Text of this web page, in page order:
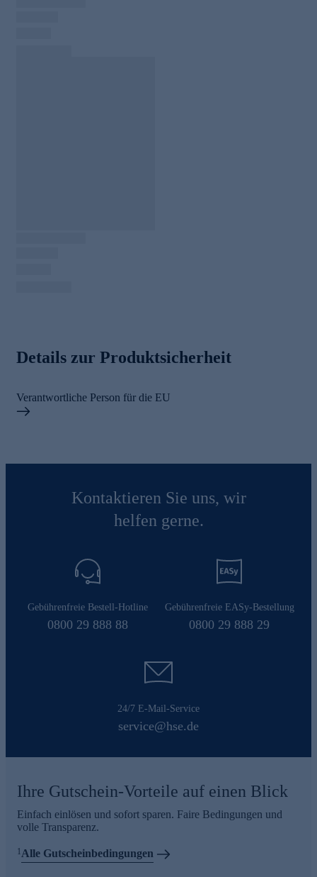
Details zur Produktsicherheit
Verantwortliche Person für die EU
Kontaktieren Sie uns, wir
helfen gerne.
Gebührenfreie Bestell-Hotline
0800 29 888 88
Gebührenfreie EASy-Bestellung
0800 29 888 29
24/7 E-Mail-Service
service@hse.de
Ihre Gutschein-Vorteile auf einen Blick
Einfach einlösen und sofort sparen. Faire Bedingungen und
volle Transparenz.
1 Alle Gutscheinbedingungen